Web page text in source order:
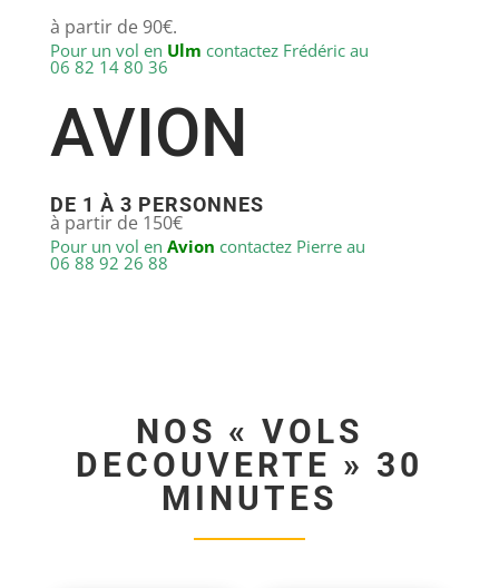
à partir de 90€.
Pour un vol en Ulm contactez Frédéric au
06 82 14 80 36
AVION
DE 1 À 3 PERSONNES
à partir de 150€
Pour un vol en Avion contactez Pierre au
06 88 92 26 88
NOS « VOLS
DECOUVERTE » 30
MINUTES